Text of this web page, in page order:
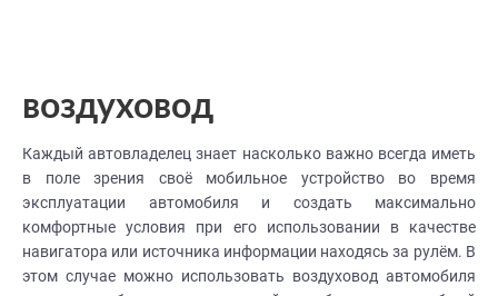
воздуховод
Каждый автовладелец знает насколько важно всегда иметь
в поле зрения своё мобильное устройство во время
эксплуатации автомобиля и создать максимально
комфортные условия при его использовании в качестве
навигатора или источника информации находясь за рулём. В
этом случае можно использовать воздуховод автомобиля